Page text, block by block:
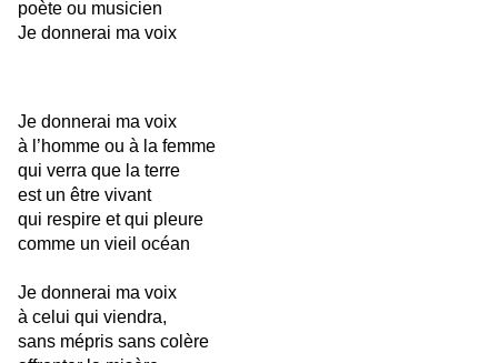
poète ou musicien
Je donnerai ma voix
Je donnerai ma voix
à l’homme ou à la femme
qui verra que la terre
est un être vivant
qui respire et qui pleure
comme un vieil océan
Je donnerai ma voix
à celui qui viendra,
sans mépris sans colère